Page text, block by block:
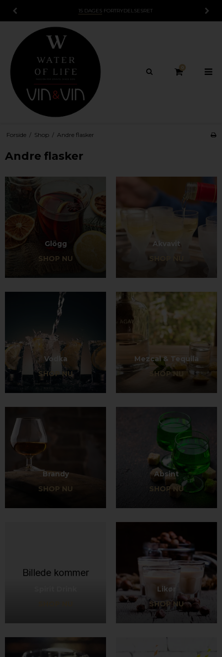
15 DAGES FORTRYDELSESRET
0
Forside / Shop / Andre flasker
Andre flasker
Glögg
SHOP NU
Akvavit
SHOP NU
Vodka
SHOP NU
Mezcal & Tequila
SHOP NU
Brandy
SHOP NU
Absint
SHOP NU
Likør
SHOP NU